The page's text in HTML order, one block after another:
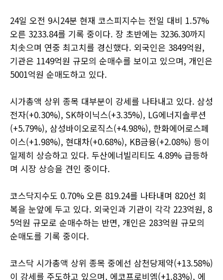
24일 오전 9시24분 현재 코스피지수는 전일 대비 1.57%
오른 3233.84를 기록 중이다. 장 초반에는 3236.30까지
치솟으며 연중 최고치를 경신했다. 외국인은 3849억원,
기관은 1149억원 규모의 순매수를 보이고 있으며, 개인은
5001억원 순매도하고 있다.
시가총액 상위 종목 대부분이 강세를 나타내고 있다. 삼성
전자(+0.30%), SK하이닉스(+3.35%), LG에너지솔루션
(+5.79%), 삼성바이오로직스(+4.98%), 한화에어로스페
이스(+1.98%), 현대차(+0.68%), KB금융(+2.08%) 등이
일제히 상승하고 있다. 두산에너빌리티도 4.89% 급등하
며 시장 상승을 견인 중이다.
코스닥지수도 0.70% 오른 819.24를 나타내며 820선 회
복을 눈앞에 두고 있다. 외국인과 기관이 각각 223억원, 8
5억원 규모로 순매수하는 반면, 개인은 283억원 규모의
순매도를 기록 중이다.
코스닥 시가총액 상위 종목 중에선 삼천당제약(+13.58%)
이 강세를 주도하고 있으며, 에코프로비엠(+1.83%), 에